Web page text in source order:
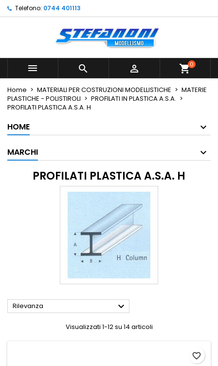
Telefono: 0744 401113
   shopping_cart0
Home MATERIALI PER COSTRUZIONI MODELLISTICHE
MATERIE
PLASTICHE - POLISTIROLI
PROFILATI IN PLASTICA A.S.A.
PROFILATI PLASTICA A.S.A. H
HOME
MARCHI
PROFILATI PLASTICA A.S.A. H
Rilevanza 
Visualizzati 1-12 su 14 articoli
favorite_border
Le mie liste di desideri ×
Crea nuova lista
((modalTitle)) ×
((confirmMessage))
((cancelText)) ((modalDeleteText))
Crea lista dei desideri ×
Annulla Crea lista dei desideri
Accedi ×
Devi avere effettuato l'accesso per salvare dei